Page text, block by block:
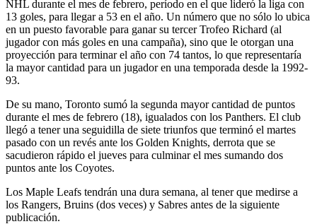
NHL durante el mes de febrero, período en el que lideró la liga con
13 goles, para llegar a 53 en el año. Un número que no sólo lo ubica
en un puesto favorable para ganar su tercer Trofeo Richard (al
jugador con más goles en una campaña), sino que le otorgan una
proyección para terminar el año con 74 tantos, lo que representaría
la mayor cantidad para un jugador en una temporada desde la 1992-
93.
De su mano, Toronto sumó la segunda mayor cantidad de puntos
durante el mes de febrero (18), igualados con los Panthers. El club
llegó a tener una seguidilla de siete triunfos que terminó el martes
pasado con un revés ante los Golden Knights, derrota que se
sacudieron rápido el jueves para culminar el mes sumando dos
puntos ante los Coyotes.
Los Maple Leafs tendrán una dura semana, al tener que medirse a
los Rangers, Bruins (dos veces) y Sabres antes de la siguiente
publicación.